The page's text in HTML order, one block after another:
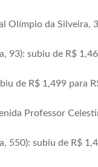
Olímpio da Silveira,
93): subiu de R$
de R$ 1,499 para
Professor
550): subiu de R$